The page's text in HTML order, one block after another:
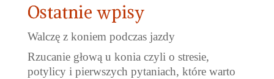
Ostatnie wpisy
Walczę z koniem podczas jazdy
Rzucanie głową u konia czyli o stresie,
potylicy i pierwszych pytaniach, które warto